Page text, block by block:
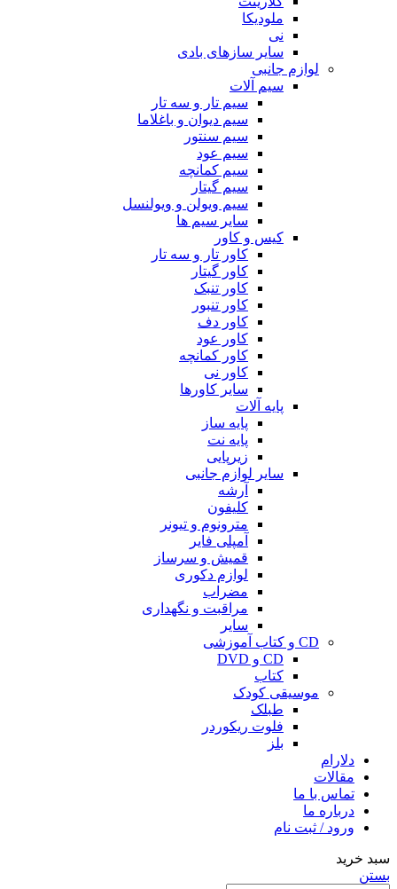
ملودیکا
نی
سایر سازهای بادی
لوازم جانبی
سیم آلات
سیم تار و سه تار
سیم دیوان و باغلاما
سیم سنتور
سیم عود
سیم کمانچه
سیم گیتار
سیم ویولن و ویولنسل
سایر سیم ها
کیس و کاور
کاور تار و سه تار
کاور گیتار
کاور تنبک
کاور تنبور
کاور دف
کاور عود
کاور کمانچه
کاور نی
سایر کاورها
پایه آلات
پایه ساز
پایه نت
زیرپایی
سایر لوازم جانبی
آرشه
کلیفون
مترونوم و تیونر
آمپلی فایر
قمیش و سرساز
لوازم دکوری
مضراب
مراقبت و نگهداری
سایر
CD و کتاب آموزشی
CD و DVD
کتاب
موسیقی کودک
طبلک
فلوت ریکوردر
بلز
دلارام
مقالات
تماس با ما
درباره ما
ورود / ثبت نام
سبد خرید
بستن